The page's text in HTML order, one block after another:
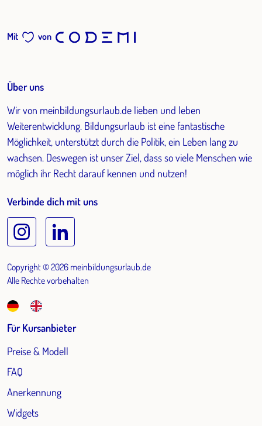
Mit von
Über uns
Wir von meinbildungsurlaub.de lieben und leben
Weiterentwicklung. Bildungsurlaub ist eine fantastische
Möglichkeit, unterstützt durch die Politik, ein Leben lang zu
wachsen. Deswegen ist unser Ziel, dass so viele Menschen wie
möglich ihr Recht darauf kennen und nutzen!
Verbinde dich mit uns
Copyright © 2026 meinbildungsurlaub.de
Alle Rechte vorbehalten
Für Kursanbieter
Preise & Modell
FAQ
Anerkennung
Widgets